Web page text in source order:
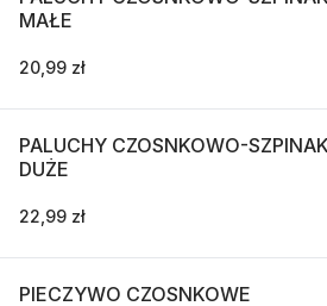
MAŁE
20,99 zł
PALUCHY CZOSNKOWO-
DUŻE
22,99 zł
PIECZYWO CZOSNKOWE